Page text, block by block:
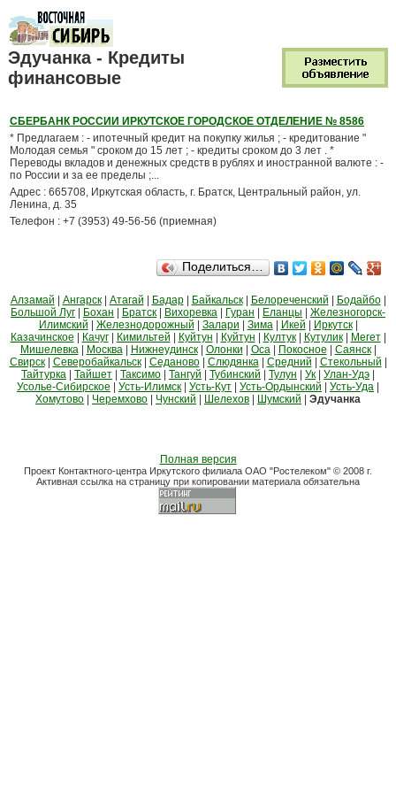
Эдучанка - Кредиты
финансовые
СБЕРБАНК РОССИИ ИРКУТСКОЕ ГОРОДСКОЕ ОТДЕЛЕНИЕ № 8586
* Предлагаем : - ипотечный кредит на покупку жилья ; - кредитование "
Молодая семья " сроком до 15 лет ; - кредиты сроком до 3 лет . *
Переводы вкладов и денежных средств в рублях и иностранной валюте : -
по России и за ее пределы ;...
Адрес : 665708, Иркутская область, г. Братск, Центральный район, ул.
Ленина, д. 35
Телефон : +7 (3953) 49-56-56 (приемная)
Поделиться…
Алзамай Ангарск| Атагай Бадар| Байкальск| Белореченский Бодайбо|
Большой Луг
Бохан Братск Вихоревка Гуран Еланцы
Железногорск-
Илимский
Железнодорожный Залари Зима| Икей Иркутск|
Казачинское
Качуг| Кимильтей Куйтун Куйтун Култук| Кутулик| Мегет|
Мишелевка| Москва| Нижнеудинск| Олонки Оса| Покосное Саянск|
Свирск| Северобайкальск| Седаново| Слюдянка| Средний Стекольный
Тайтурка
Тайшет Таксимо Тангуй Тубинский Тулун Ук Улан-Удэ
Усолье-Сибирское
Усть-Илимск Усть-Кут Усть-Ордынский Усть-Уда
Хомутово
Черемхово Чунский Шелехов Шумский Эдучанка
Полная версия
Проект Контактного-центра Иркутского филиала ОАО "Ростелеком" © 2008 г.
Активная ссылка на страницу при копировании материала обязательна